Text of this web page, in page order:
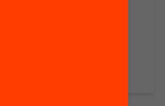
de l’educació a